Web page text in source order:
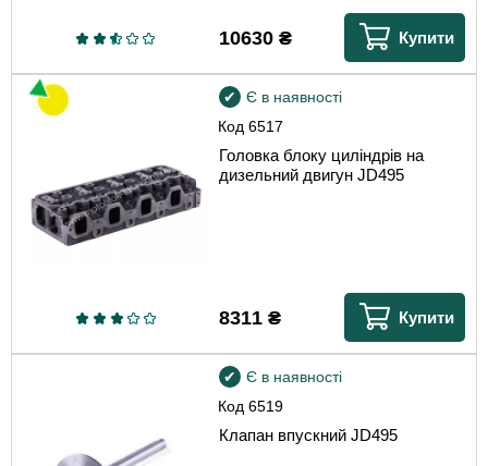
10630₴ Купити
Код6517
Є в наявності
Головка блоку циліндрів на
дизельний двигун JD495
8311₴ Купити
Код6519
Є в наявності
Клапан впускний JD495